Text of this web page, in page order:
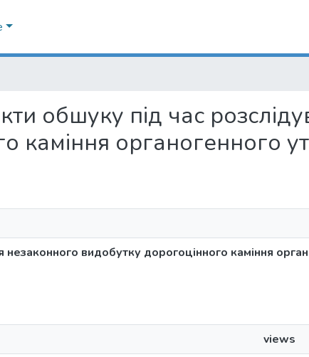
обшуку під час
каміння органогенного
видобутку дорогоцінного каміння
views